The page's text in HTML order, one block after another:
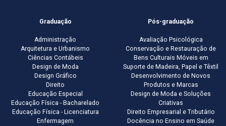
Graduação
Administração
Arquitetura e Urbanismo
Ciências Contábeis
Design de Moda
Design Gráfico
Direito
Educação Especial
Educação Física - Bacharelado
Educação Física - Licenciatura
Enfermagem
Pós-graduação
Avaliação Psicológica
Conservação e Restauração de
Bens Culturais Móveis em
Suporte de Madeira, Papel e Têxtil
Desenvolvimento de Novos
Produtos e Marcas
Design de Moda e Soluções
Criativas
Direito Empresarial e Tributário
Docência no Ensino em Saúde